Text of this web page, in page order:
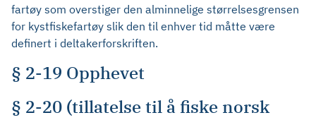
fartøy som overstiger den alminnelige størrelsesgrensen
for kystfiskefartøy slik den til enhver tid måtte være
definert i deltakerforskriften.
§ 2-19 Opphevet
§ 2-20 (tillatelse til å fiske norsk